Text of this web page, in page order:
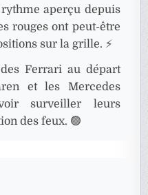
aperçu depuis
rouges ont peut-être
sur la grille. ⚡
des Ferrari au départ
et les Mercedes
surveiller leurs
des feux. 🟢